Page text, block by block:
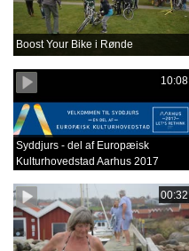
Boost Your Bike i Rønde
10:08
Syddjurs - del af Europæisk
Kulturhovedstad Aarhus 2017
00:32